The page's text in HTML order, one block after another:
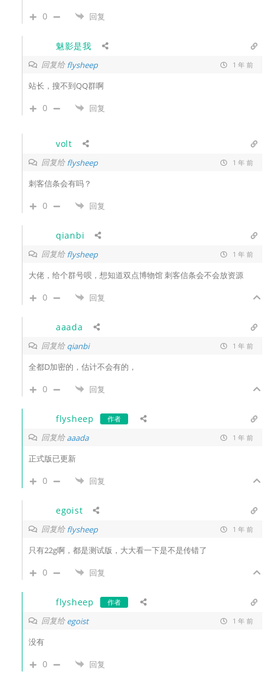
0 回复
魅影是我
回复给flysheep 1 年 前
站长，搜不到QQ群啊
0 回复
volt
回复给flysheep 1 年 前
刺客信条会有吗？
0 回复
qianbi
回复给flysheep 1 年 前
大佬，给个群号呗，想知道双点博物馆 刺客信条会不会放资源
0 回复
aaada
回复给qianbi 1 年 前
全都D加密的，估计不会有的，
0 回复
flysheep 作者
回复给aaada 1 年 前
正式版已更新
0 回复
egoist
回复给flysheep 1 年 前
只有22g啊，都是测试版，大大看一下是不是传错了
0 回复
flysheep 作者
回复给egoist 1 年 前
没有
0 回复